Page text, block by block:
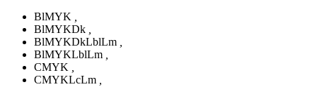
BlMYK
BlMYKDk
BlMYKDkLblLm
BlMYKLblLm
CMYK
CMYKLcLm